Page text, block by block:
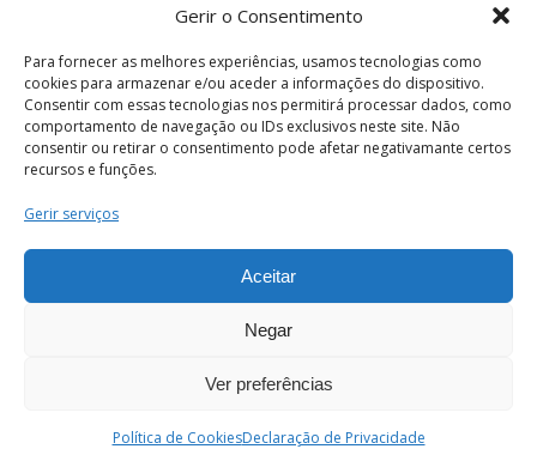
Gerir o Consentimento
Para fornecer as melhores experiências, usamos tecnologias como
cookies para armazenar e/ou aceder a informações do dispositivo.
Consentir com essas tecnologias nos permitirá processar dados, como
comportamento de navegação ou IDs exclusivos neste site. Não
consentir ou retirar o consentimento pode afetar negativamante certos
recursos e funções.
Gerir serviços
Aceitar
Negar
Ver preferências
Política de CookiesDeclaração de Privacidade
Termos e Condições
os direitos reservados.